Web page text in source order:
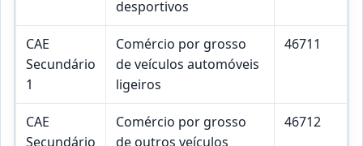
desportivos
CAE
Secundário
1
Comércio por grosso
de veículos automóveis
ligeiros
46711
CAE
Secundário
Comércio por grosso
de outros veículos
46712